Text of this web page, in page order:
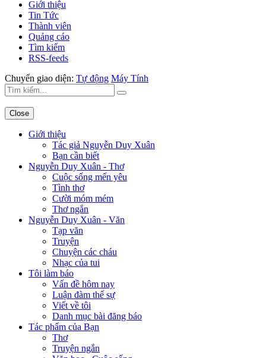
Giới thiệu
Tin Tức
Thành viên
Quảng cáo
Tìm kiếm
RSS-feeds
Chuyển giao diện: Tự động Máy Tính
Close
Giới thiệu
Tác giả Nguyễn Duy Xuân
Bạn cần biết
Nguyễn Duy Xuân - Thơ
Cuộc sống mến yêu
Tình thơ
Cười móm mém
Thơ ngắn
Nguyễn Duy Xuân - Văn
Tạp văn
Truyện
Chuyện các cháu
Nhạc của tui
Tôi làm báo
Vấn đề hôm nay
Luận đàm thế sự
Viết về tôi
Danh mục bài đăng báo
Tác phẩm của Bạn
Thơ
Truyện ngắn